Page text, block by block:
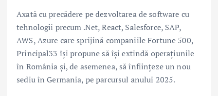
Axată cu precădere pe dezvoltarea de software cu
tehnologii precum .Net, React, Salesforce, SAP,
AWS, Azure care sprijină companiile Fortune 500,
Principal33 își propune să își extindă operațiunile
în România și, de asemenea, să înființeze un nou
sediu în Germania, pe parcursul anului 2025.